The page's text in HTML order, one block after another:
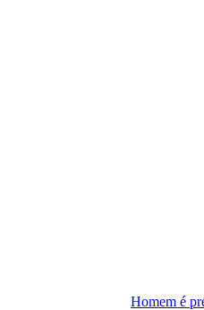
Homem é preso por